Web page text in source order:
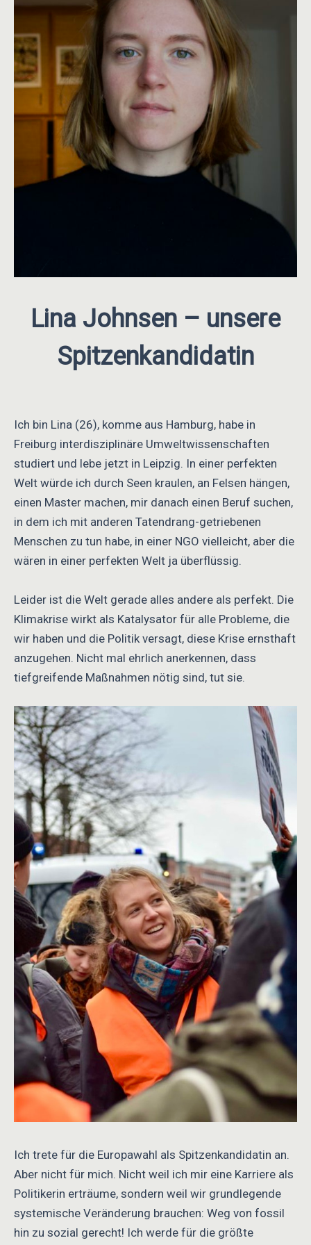
Lina Johnsen – unsere
Spitzenkandidatin
Ich bin Lina (26), komme aus Hamburg, habe in
Freiburg interdisziplinäre Umweltwissenschaften
studiert und lebe jetzt in Leipzig. In einer perfekten
Welt würde ich durch Seen kraulen, an Felsen hängen,
einen Master machen, mir danach einen Beruf suchen,
in dem ich mit anderen Tatendrang-getriebenen
Menschen zu tun habe, in einer NGO vielleicht, aber die
wären in einer perfekten Welt ja überflüssig.
Leider ist die Welt gerade alles andere als perfekt. Die
Klimakrise wirkt als Katalysator für alle Probleme, die
wir haben und die Politik versagt, diese Krise ernsthaft
anzugehen. Nicht mal ehrlich anerkennen, dass
tiefgreifende Maßnahmen nötig sind, tut sie.
Ich trete für die Europawahl als Spitzenkandidatin an.
Aber nicht für mich. Nicht weil ich mir eine Karriere als
Politikerin erträume, sondern weil wir grundlegende
systemische Veränderung brauchen: Weg von fossil
hin zu sozial gerecht! Ich werde für die größte